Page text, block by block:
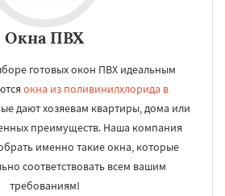
Окна ПВХ
готовых окон ПВХ идеальным
окна из поливинилхлорида в
дают хозяевам квартиры, дома или
преимуществ. Наша компания
именно такие окна, которые
соответствовать всем вашим
требованиям!